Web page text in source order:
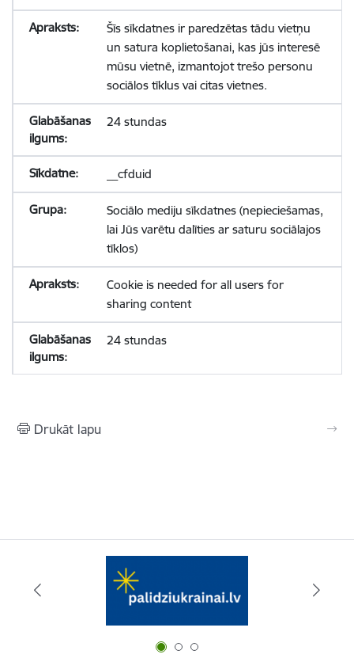
Šīs sīkdatnes ir paredzētas tādu vietņu
un satura koplietošanai, kas jūs interesē
mūsu vietnē, izmantojot trešo personu
sociālos tīklus vai citas vietnes.
24 stundas
__cfduid
Sociālo mediju sīkdatnes (nepieciešamas,
lai Jūs varētu dalīties ar saturu sociālajos
tīklos)
Cookie is needed for all users for
sharing content
24 stundas
Drukāt lapu